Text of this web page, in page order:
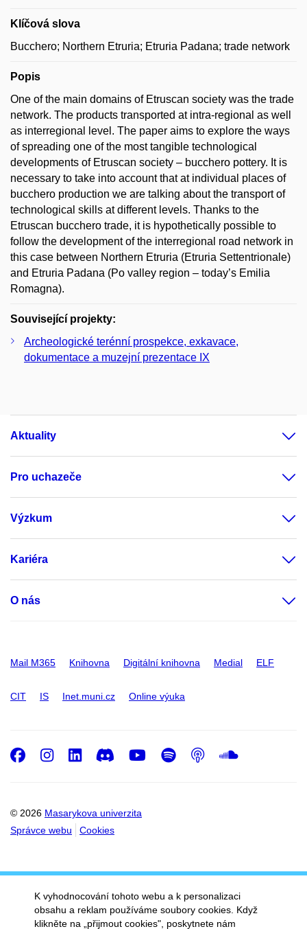
Klíčová slova
Bucchero; Northern Etruria; Etruria Padana; trade network
Popis
One of the main domains of Etruscan society was the trade
network. The products transported at intra-regional as well
as interregional level. The paper aims to explore the ways
of spreading one of the most tangible technological
developments of Etruscan society – bucchero pottery. It is
necessary to take into account that at individual places of
bucchero production we are talking about the transport of
technological skills at different levels. Thanks to the
Etruscan bucchero trade, it is hypothetically possible to
follow the development of the interregional road network in
this case between Northern Etruria (Etruria Settentrionale)
and Etruria Padana (Po valley region – today’s Emilia
Romagna).
Související projekty:
Archeologické terénní prospekce, exkavace,
dokumentace a muzejní prezentace IX
Aktuality
Pro uchazeče
Výzkum
Kariéra
O nás
Mail M365 Knihovna Digitální knihovna Medial ELF
CIT IS Inet.muni.cz Online výuka
© 2026 Masarykova univerzita
Správce webu
Cookies
Facebook
Instagram
LinkedIn
DiscordYoutube
Spotify
Podcast
K vyhodnocování tohoto webu a k personalizaci
obsahu a reklam používáme soubory cookies. Když
klikněte na „přijmout cookies", poskytnete nám